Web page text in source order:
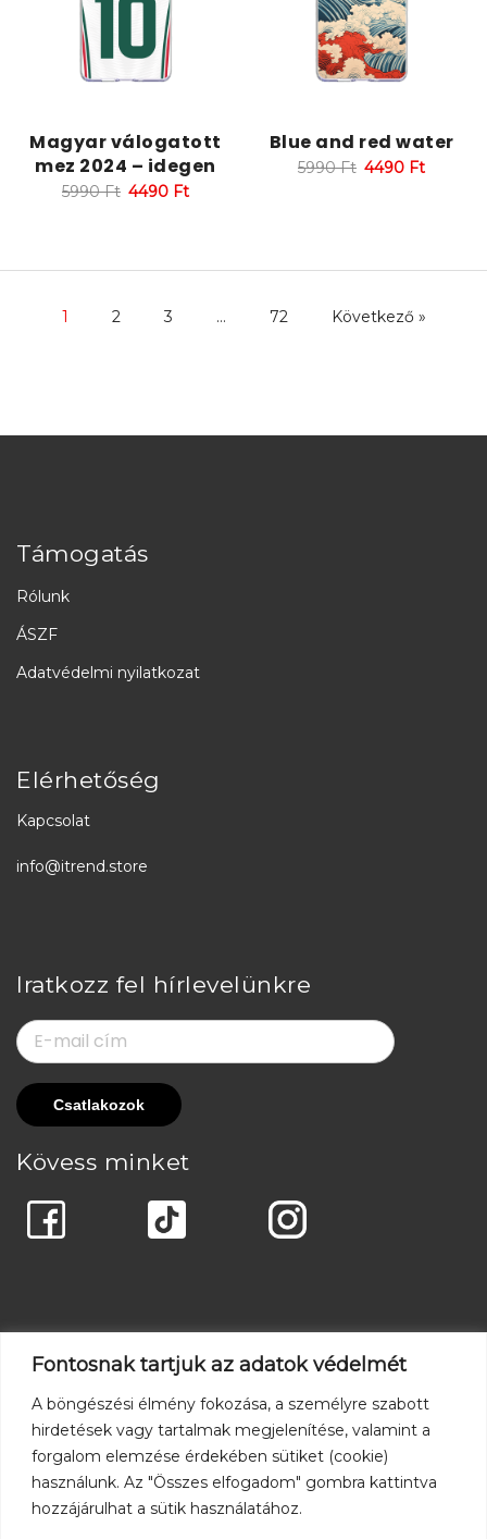
Fontosnak tartjuk az adatok védelmét
A böngészési élmény fokozása, a személyre szabott
hirdetések vagy tartalmak megjelenítése, valamint a
forgalom elemzése érdekében sütiket (cookie)
használunk. Az "Összes elfogadom" gombra kattintva
hozzájárulhat a sütik használatához.
Magyar válogatott
mez 2024 – idegen
5990Ft 4490 Ft
Blue and red water
5990Ft 4490 Ft
1 2 3 … 72 Következő »
Támogatás
Rólunk
ÁSZF
Adatvédelmi nyilatkozat
Elérhetőség
Kapcsolat
info@itrend.store
Iratkozz fel hírlevelünkre
Kövess minket